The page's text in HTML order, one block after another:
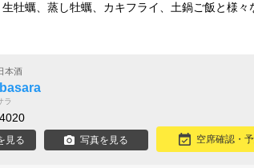
牡蠣、蒸し牡蠣、カキフライ、土鍋ご飯と様々
本酒
ラ
見る 写真を見る 空席確認・